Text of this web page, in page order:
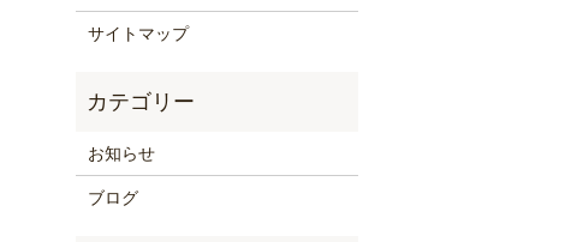
サイトマップ
お知らせ
ブログ